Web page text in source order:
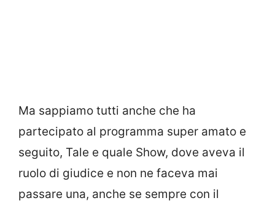
Ma sappiamo tutti anche che ha
partecipato al programma super amato e
seguito, Tale e quale Show, dove aveva il
ruolo di giudice e non ne faceva mai
passare una, anche se sempre con il